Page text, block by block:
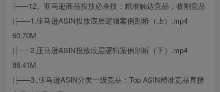
├──12、亚马逊商品投放必杀技：精准触达竞品，收割竞品
|├──1.亚马逊ASIN投放底层逻辑案例剖析（上）.mp4
60.70M
|├──2.亚马逊ASIN投放底层逻辑案例剖析（下）.mp4
88.41M
|├──3..亚马逊ASIN分类一级竞品：Top ASIN精准竞品直接